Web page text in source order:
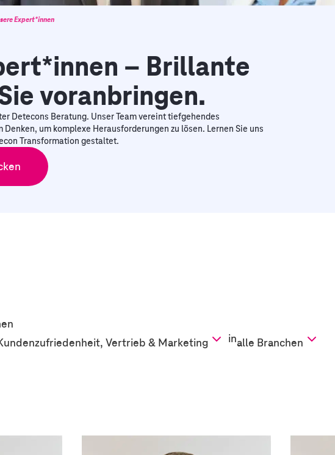
Expert*innen
– Brillante
voranbringen.
Detecons Beratung. Unser Team vereint tiefgehendes
um komplexe Herausforderungen zu lösen. Lernen Sie uns
Transformation gestaltet.
Vertrieb & Marketing inalle Branchen